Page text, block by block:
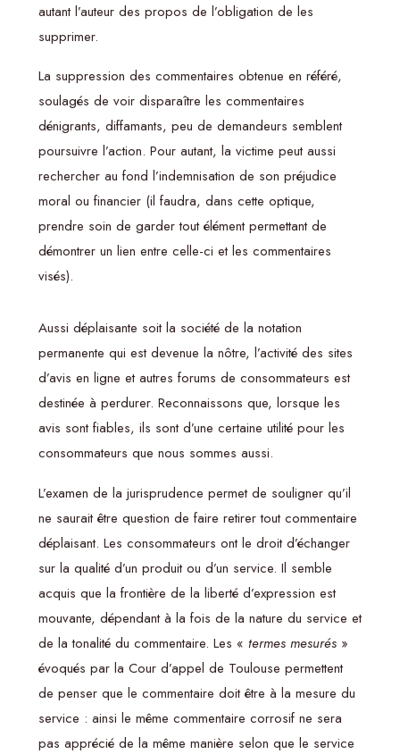
autant l’auteur des propos de l’obligation de les
supprimer.
La suppression des commentaires obtenue en référé,
soulagés de voir disparaître les commentaires
dénigrants, diffamants, peu de demandeurs semblent
poursuivre l’action. Pour autant, la victime peut aussi
rechercher au fond l’indemnisation de son préjudice
moral ou financier (il faudra, dans cette optique,
prendre soin de garder tout élément permettant de
démontrer un lien entre celle-ci et les commentaires
visés).
Aussi déplaisante soit la société de la notation
permanente qui est devenue la nôtre, l’activité des sites
d’avis en ligne et autres forums de consommateurs est
destinée à perdurer. Reconnaissons que, lorsque les
avis sont fiables, ils sont d’une certaine utilité pour les
consommateurs que nous sommes aussi.
L’examen de la jurisprudence permet de souligner qu’il
ne saurait être question de faire retirer tout commentaire
déplaisant. Les consommateurs ont le droit d’échanger
sur la qualité d’un produit ou d’un service. Il semble
acquis que la frontière de la liberté d’expression est
mouvante, dépendant à la fois de la nature du service et
de la tonalité du commentaire. Les « termes mesurés»
évoqués par la Cour d’appel de Toulouse permettent
de penser que le commentaire doit être à la mesure du
service : ainsi le même commentaire corrosif ne sera
pas apprécié de la même manière selon que le service